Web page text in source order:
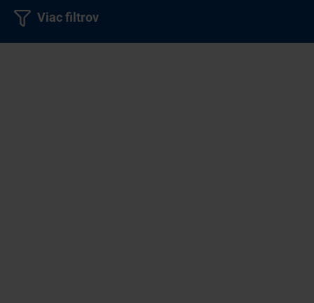
Viac filtrov